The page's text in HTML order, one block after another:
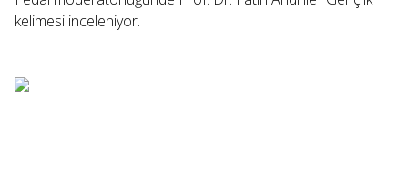
kelimesi inceleniyor.